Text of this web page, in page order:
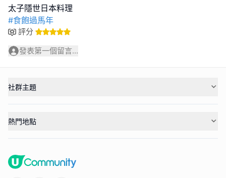
#食飽過馬年
評分
發表第一個留言...
社群主題
熱門地點